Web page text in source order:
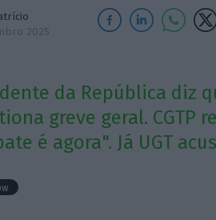
2025
da República diz
greve geral. CGTP
é agora". Já UGT